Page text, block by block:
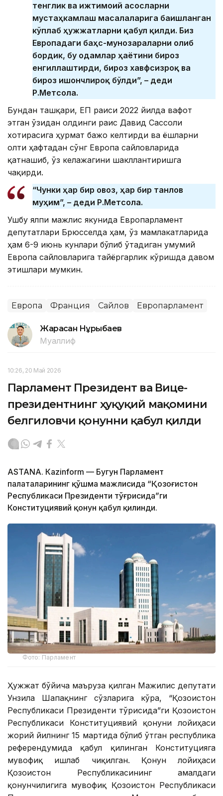
тенглик ва ижтимоий асосларни
мустаҳкамлаш масалаларига бағишланган
кўплаб ҳужжатларни қабул қилди. Биз
Европадаги баҳс-мунозараларни олиб
бордик, бу одамлар ҳаётини бироз
енгиллаштирди, бироз хавфсизроқ ва
бироз ишончлироқ бўлди”, – деди
Р.Метсола.
Бундан ташқари, ЕП раиси 2022 йилда вафот
этган ўзидан олдинги раис Давид Сассоли
хотирасига ҳурмат бажо келтирди ва ёшларни
олти ҳафтадан сўнг Европа сайловларида
қатнашиб, ўз келажагини шакллантиришга
чақирди.
“Чунки ҳар бир овоз, ҳар бир танлов
муҳим”, – деди Р.Метсола.
Ушбу ялпи мажлис якунида Европарламент
депутатлари Брюсселда ҳам, ўз мамлакатларида
ҳам 6-9 июнь кунлари бўлиб ўтадиган умумий
Европа сайловларига тайёргарлик кўришда давом
этишлари мумкин.
Европа Франция Сайлов Европарламент
Жарасқан Нұрыбаев
Муаллиф
10:26, 20 Май 2026
Парламент Президент ва Вице-
президентнинг ҳуқуқий мақомини
белгиловчи қонунни қабул қилди
ASTANА. Кazinform — Бугун Парламент
палаталарининг қўшма мажлисида “Қозоғистон
Республикаси Президенти тўғрисида”ги
Конституциявий қонун қабул қилинди.
Фото: Парламент
Ҳужжат бўйича маъруза қилган Мажилис депутати
Унзила Шапақнинг сўзларига кўра, “Қозоғистон
Республикаси Президенти тўғрисида”ги Қозоғистон
Республикаси Конституциявий қонуни лойиҳаси
жорий йилнинг 15 мартида бўлиб ўтган республика
референдумида қабул қилинган Конституцияга
мувофиқ ишлаб чиқилган. Қонун лойиҳаси
Қозоғистон Республикасининг амалдаги
қонунчилигига мувофиқ Қозоғистон Республикаси